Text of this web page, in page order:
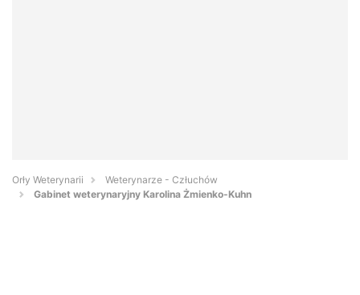
Orły Weterynarii
Weterynarze - Człuchów
Gabinet weterynaryjny Karolina Żmienko-Kuhn